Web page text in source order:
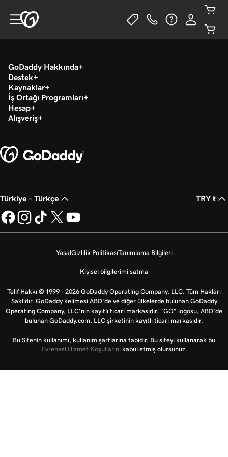
GoDaddy Hakkında
Destek
Kaynaklar
İş Ortağı Programları
Hesap
Alışveriş
Türkiye - Türkçe TRY ₺
YasalGizlilik PolitikasıTanımlama Bilgileri
Kişisel bilgilerimi satma
Telif Hakkı © 1999 - 2026 GoDaddy Operating Company, LLC. Tüm Hakları
Saklıdır. GoDaddy kelimesi ABD'de ve diğer ülkelerde bulunan GoDaddy
Operating Company, LLC’nin kayıtlı ticari markasıdır. “GO” logosu, ABD’de
bulunan GoDaddy.com, LLC şirketinin kayıtlı ticari markasıdır.
Bu Sitenin kullanımı, kullanım şartlarına tabidir. Bu siteyi kullanarak bu
Evrensel Hizmet Koşullarını kabul etmiş olursunuz.